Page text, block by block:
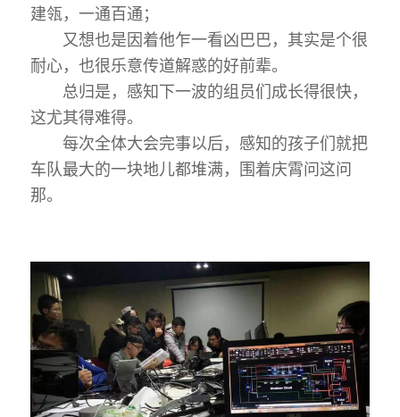
建瓴，一通百通；
又想也是因着他乍一看凶巴巴，其实是个很
耐心，也很乐意传道解惑的好前辈。
总归是，感知下一波的组员们成长得很快，
这尤其得难得。
每次全体大会完事以后，感知的孩子们就把
车队最大的一块地儿都堆满，围着庆霄问这问
那。